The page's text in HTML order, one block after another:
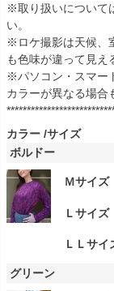
※取り扱いについて
い。
※ロケ撮影は天候、
も色味が違って見え
※パソコン・スマー
カラーが異なる場合
カラー サイズ
ボルドー
Ｍサイズ
Ｌサイズ
ＬＬサイ
グリーン